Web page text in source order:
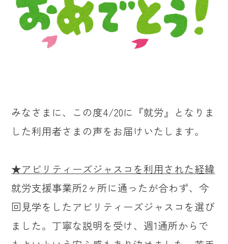
みなさまに、この度4/20に『就労』となりま
した利用者さまの声をお届けいたします。
★アビリティーズジャスコを利用された経緯
就労支援事業所2ヶ所に通ったが合わず、今
回見学をしたアビリティーズジャスコを選び
ました。丁寧な説明を受け、週1通所からで